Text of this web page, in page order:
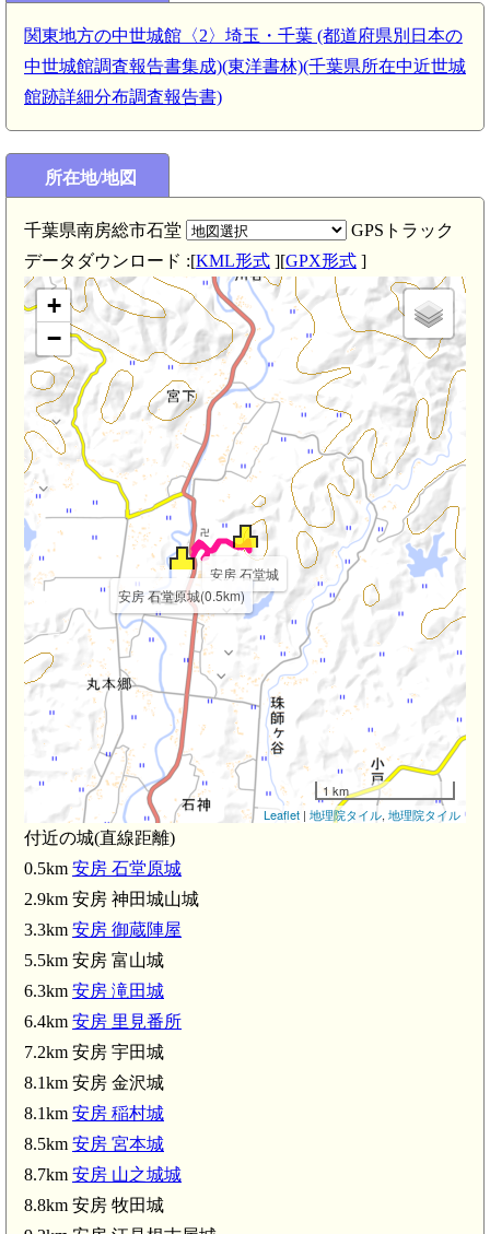
関東地方の中世城館〈2〉埼玉・千葉 (都道府県別日本の
中世城館調査報告書集成)(東洋書林)(千葉県所在中近世城
館跡詳細分布調査報告書)
所在地/地図
千葉県南房総市石堂
GPSトラック
データダウンロード :[KML形式 ][GPX形式 ]
安房 石堂城
安房 石堂原城(0.5km)
+
−
1 km
Leaflet | 地理院タイル, 地理院タイル
付近の城(直線距離)
0.5km 安房 石堂原城
2.9km 安房 神田城山城
3.3km 安房 御蔵陣屋
5.5km 安房 富山城
6.3km 安房 滝田城
6.4km 安房 里見番所
7.2km 安房 宇田城
8.1km 安房 金沢城
8.1km 安房 稲村城
8.5km 安房 宮本城
8.7km 安房 山之城城
8.8km 安房 牧田城